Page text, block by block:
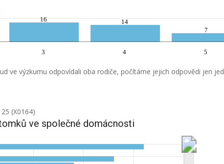
16
14
7
3 4 5
ve výzkumu odpovídali oba rodiče, počítáme jejich odpovědi jen
(X0164)
ve společné domácnosti